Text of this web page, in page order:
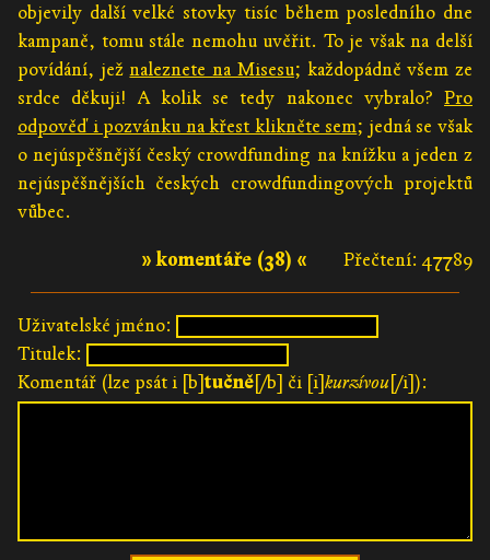
objevily další velké stovky tisíc během posledního dne
kampaně, tomu stále nemohu uvěřit. To je však na delší
povídání, ježnaleznete na Misesu; každopádně všem ze
srdce děkuji! A kolik se tedy nakonec vybralo? Pro
odpověď i pozvánku na křest klikněte sem; jedná se však
o nejúspěšnější český crowdfunding na knížku a jeden z
nejúspěšnějších českých crowdfundingových projektů
vůbec.
Přečtení: 47789
» komentáře (38) «
Uživatelské jméno:
Titulek:
Komentář (lze psát i [b]tučně[/b] či [i]kurzívou[/i]):